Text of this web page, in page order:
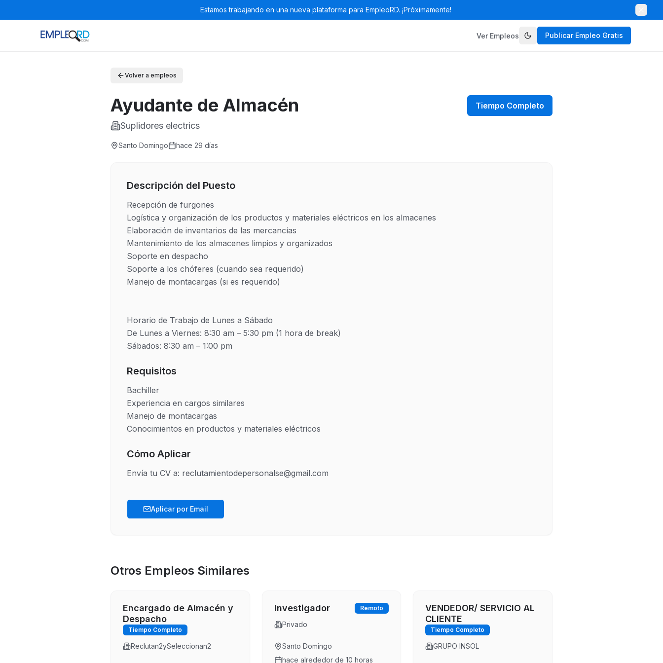
Estamos trabajando en una nueva plataforma para EmpleoRD. ¡Próximamente!
Ver Empleos Publicar Empleo Gratis
Volver a empleos
Ayudante de Almacén
Suplidores electrics
Tiempo Completo
Santo Domingo hace 29 días
Descripción del Puesto
Recepción de furgones
Logística y organización de los productos y materiales eléctricos en los almacenes
Elaboración de inventarios de las mercancías
Mantenimiento de los almacenes limpios y organizados
Soporte en despacho
Soporte a los chóferes (cuando sea requerido)
Manejo de montacargas (si es requerido)
Horario de Trabajo de Lunes a Sábado
De Lunes a Viernes: 8:30 am – 5:30 pm (1 hora de break)
Requisitos
Bachiller
Experiencia en cargos similares
Manejo de montacargas
Cómo Aplicar
Envía tu CV a: reclutamientodepersonalse@gmail.com
Aplicar por Email
Otros Empleos Similares
Encargado de Almacén y
Despacho
Tiempo Completo
Reclutan2ySeleccionan2
Investigador Remoto
Privado
Santo Domingo
hace alrededor de 10 horas
VENDEDOR/ SERVICIO AL
CLIENTE
Tiempo Completo
GRUPO INSOL